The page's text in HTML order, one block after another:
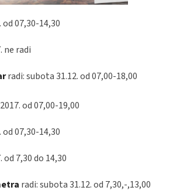
07,30-14,30
ne radi
radi: subota 31.12. od 07,00-18,00
od 07,00-19,00
07,30-14,30
7,30 do 14,30
radi: subota 31.12. od 7,30,-,13,00